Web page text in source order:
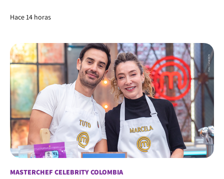
Hace 14 horas
MASTERCHEF CELEBRITY COLOMBIA